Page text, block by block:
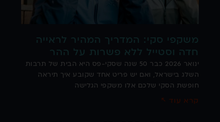
משקפי סקי: המדריך המהיר לראייה
חדה וסטייל ללא פשרות על ההר
ינואר 2026 כבר 50 שנה שסקי-פס היא הבית של תרבות
השלג בישראל, ואם יש פריט אחד שקובע איך תיראה
חופשת הסקי שלכם אלו משקפי הגלישה
קרא עוד ↖